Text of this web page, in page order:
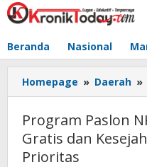
Lewati
ke
Beranda Nasional
Homepage » Daerah »
Program Paslon
Gratis dan
Prioritas